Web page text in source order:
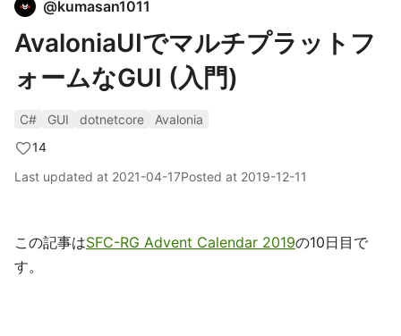
@kumasan1011
AvaloniaUIでマルチプラットフ
ォームなGUI (入門)
C# GUI dotnetcore
Avalonia
14
Last updated at 2021-04-17Posted at 2019-12-11
この記事はSFC-RG Advent Calendar 2019の10日目で
す。